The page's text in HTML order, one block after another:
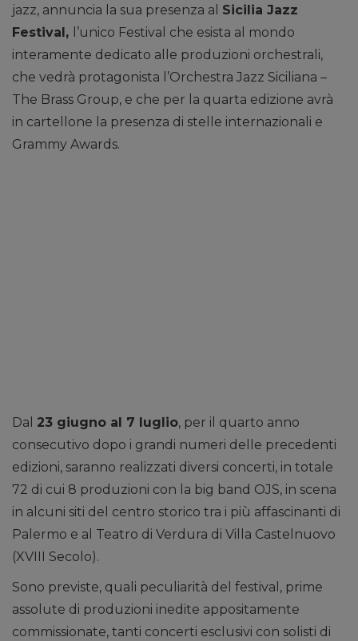
jazz, annuncia la sua presenza al Sicilia Jazz
Festival, l’unico Festival che esista al mondo
interamente dedicato alle produzioni orchestrali,
che vedrà protagonista l’Orchestra Jazz Siciliana –
The Brass Group, e che per la quarta edizione avrà
in cartellone la presenza di stelle internazionali e
Grammy Awards.
Dal 23 giugno al 7 luglio, per il quarto anno
consecutivo dopo i grandi numeri delle precedenti
edizioni, saranno realizzati diversi concerti, in totale
72 di cui 8 produzioni con la big band OJS, in scena
in alcuni siti del centro storico tra i più affascinanti di
Palermo e al Teatro di Verdura di Villa Castelnuovo
(XVIII Secolo).
Sono previste, quali peculiarità del festival, prime
assolute di produzioni inedite appositamente
commissionate, tanti concerti esclusivi con solisti di